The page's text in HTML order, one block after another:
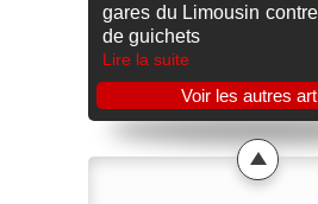
gares du Limousin
de guichets
Lire la suite
Voir les autres